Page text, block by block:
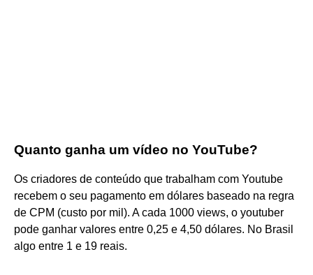
Quanto ganha um vídeo no YouTube?
Os criadores de conteúdo que trabalham com Youtube
recebem o seu pagamento em dólares baseado na regra
de CPM (custo por mil). A cada 1000 views, o youtuber
pode ganhar valores entre 0,25 e 4,50 dólares. No Brasil
algo entre 1 e 19 reais.